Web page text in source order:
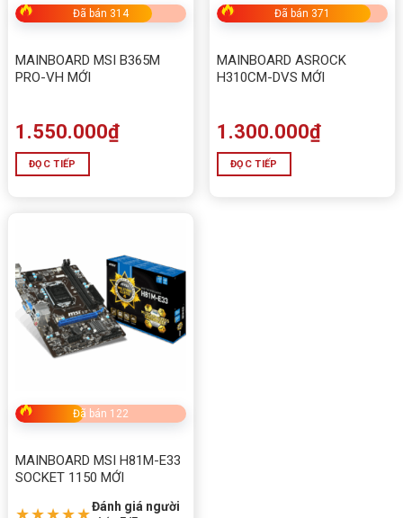
Đã bán 314
MAINBOARD MSI B365M
PRO-VH MỚI
1.550.000₫
ĐỌC TIẾP
Đã bán 371
MAINBOARD ASROCK
H310CM-DVS MỚI
1.300.000₫
ĐỌC TIẾP
Đã bán 122
MAINBOARD MSI H81M-E33
SOCKET 1150 MỚI
★★★★★Đánh giá người